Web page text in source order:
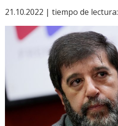
21.10.2022 | tiempo de lectura: